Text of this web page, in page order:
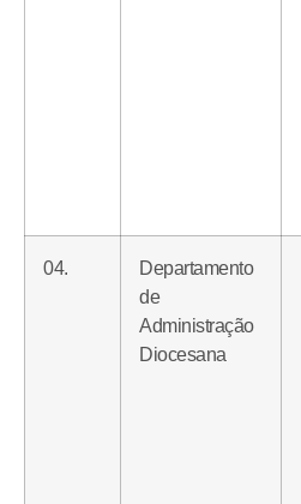
04.
Departamento
de
Administração
Diocesana